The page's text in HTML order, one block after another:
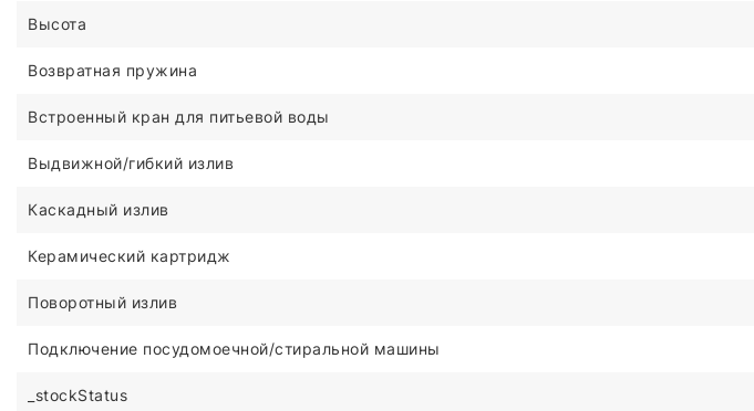
Высота
Возвратная пружина
Встроенный кран для питьевой воды
Выдвижной/гибкий излив
Каскадный излив
Керамический картридж
Поворотный излив
Подключение посудомоечной/стиральной машины
_stockStatus